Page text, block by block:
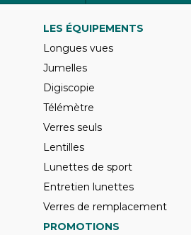
LES ÉQUIPEMENTS
Longues vues
Jumelles
Digiscopie
Télémètre
Verres seuls
Lentilles
Lunettes de sport
Entretien lunettes
Verres de remplacement
PROMOTIONS